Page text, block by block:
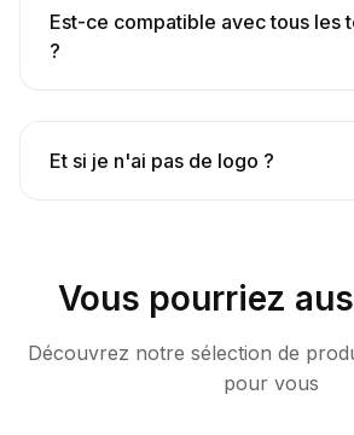
Est-ce compatible avec tous les
?
Et si je n'ai pas de logo ?
Vous pourriez
Découvrez notre sélection de
pour vous